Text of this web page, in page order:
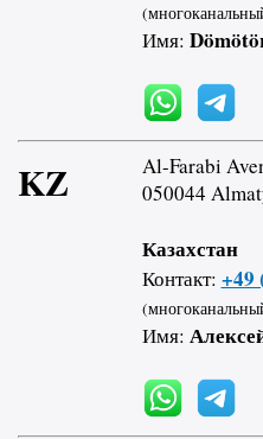
Имя:
KZ
Al-Farabi
050044
Казахстан
Контакт: +49
Имя: